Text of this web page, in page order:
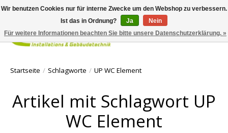
Ihr
Startseite / Schlagworte / UP WC Element
Artikel mit Schlagwort UP
WC Element
Wir benutzen Cookies nur für interne Zwecke um den Webshop zu verbessern.
Ist das in Ordnung?
Ja
Nein
Für weitere Informationen beachten Sie bitte unsere Datenschutzerklärung. »